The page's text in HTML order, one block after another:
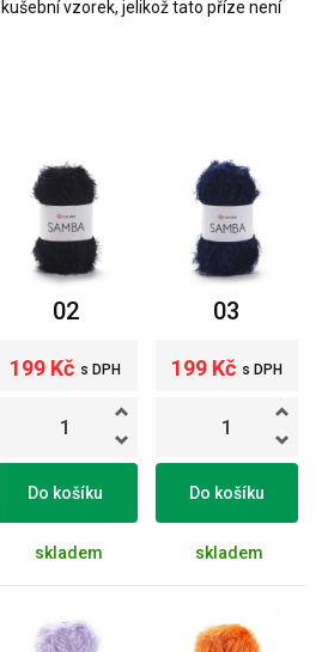
vzorek, jelikož tato příze není
02
199 Kč s DPH
Do košíku
skladem
03
199 Kč s DPH
Do košíku
skladem